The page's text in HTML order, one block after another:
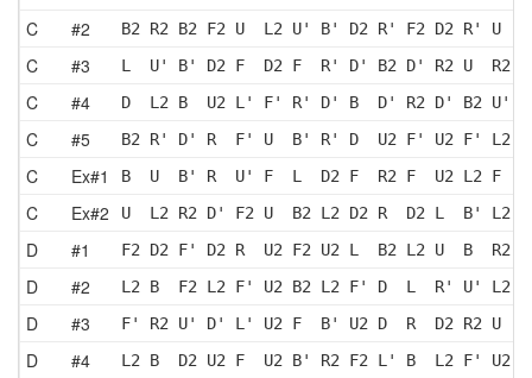
C #2 B2 R2 B2 F2 U  L2 U' B' D2 R' F2 D2 R' U
C #3 L  U' B' D2 F  D2 F  R' D' B2 D' R2 U  R2
C #4 D  L2 B  U2 L' F' R' D' B  D' R2 D' B2 U'
C #5 B2 R' D' R  F' U  B' R' D  U2 F' U2 F' L2 F'
C Ex#1 B  U  B' R  U' F  L  D2 F  R2 F  U2 L2 F
C Ex#2 U  L2 R2 D' F2 U  B2 L2 D2 R  D2 L  B' L2
D #1 F2 D2 F' D2 R  U2 F2 U2 L  B2 L2 U  B
D #2 L2 B  F2 L2 F' U2 B2 L2 F' D  L  R' U' L2
D #3 F' R2 U' D' L' U2 F  B' U2 D  R  D2 R2 U
D #4 L2 B  D2 U2 F  U2 B' R2 F2 L' B  L2 F' U2